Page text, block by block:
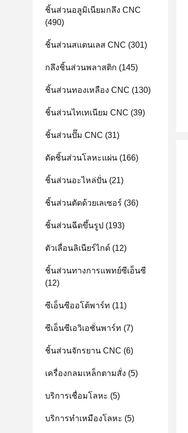
ชิ้นส่วนอลูมิเนียมกลึง CNC
(490)
ชิ้นส่วนสแตนเลส CNC (301)
กลึงชิ้นส่วนพลาสติก (145)
ชิ้นส่วนทองเหลือง CNC (130)
ชิ้นส่วนไทเทเนียม CNC (39)
ชิ้นส่วนปั๊ม CNC (31)
ดัดชิ้นส่วนโลหะแผ่น (166)
ชิ้นส่วนอะไหล่ปั่น (21)
ชิ้นส่วนตัดด้วยเลเซอร์ (36)
ชิ้นส่วนฉีดขึ้นรูป (193)
ตัวเลื่อนลิเนียร์ไกด์ (12)
ชิ้นส่วนทางการแพทย์ซีเอ็นซี
(12)
ซีเอ็นซีออโต้พาร์ท (11)
ซีเอ็นซีเอวิเอชั่นพาร์ท (7)
ชิ้นส่วนจักรยาน CNC (6)
เครื่องกลมเหล็กตามสั่ง (5)
บริการเชื่อมโลหะ (5)
บริการทําเหมืองโลหะ (5)